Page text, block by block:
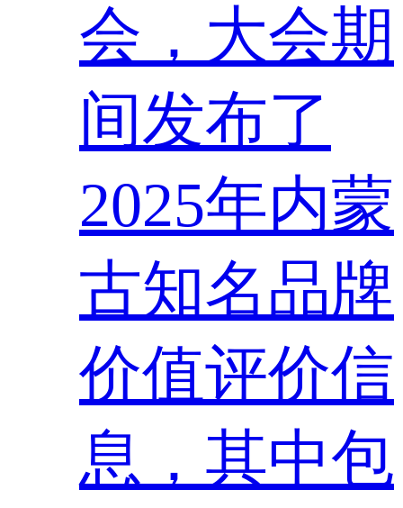
会，大会期
间发布了
2025年内蒙
古知名品牌
价值评价信
息，其中包